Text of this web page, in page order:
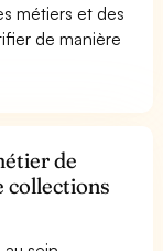
métiers et des
de manière
de
collections